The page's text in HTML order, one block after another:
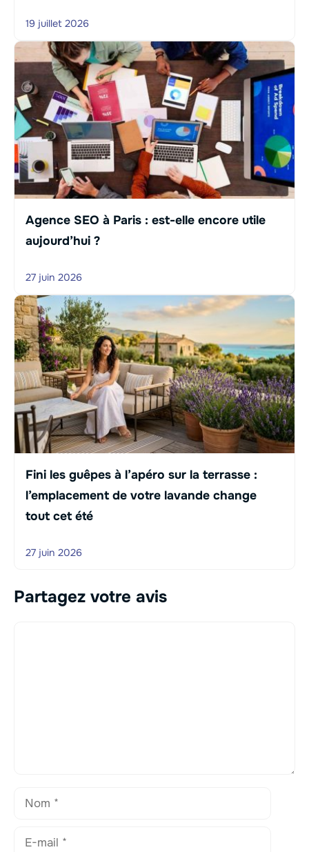
19 juillet 2026
Agence SEO à Paris : est-elle encore utile
aujourd’hui ?
27 juin 2026
Fini les guêpes à l’apéro sur la terrasse :
l’emplacement de votre lavande change
tout cet été
27 juin 2026
Partagez votre avis
Nom